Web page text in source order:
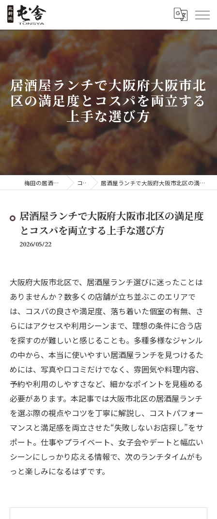
居酒屋ランチで大阪府大阪市北
区の満足度とコスパを両立する
上手な選び方
梅田の居酒屋なら屯舎 喜酔 コラム 居酒屋ランチで大阪府大阪市北区の満足度とコスパを両立する上手な選び方
居酒屋ランチで大阪府大阪市北区の満足度
とコスパを両立する上手な選び方
2026/05/22
大阪府大阪市北区で、居酒屋ランチ選びに迷ったことは
ありませんか？数多くの店舗が立ち並ぶこのエリアで
は、コスパの良さや満足度、落ち着いた個室の有無、さ
らにはアクセスや利用シーンまで、理想の条件に合う店
を探すのが難しいと感じることも。多種多様なジャンル
の中から、本当に使いやすい居酒屋ランチを見つけるた
めには、写真や口コミだけでなく、雰囲気や料理内容、
予約や利用のしやすさなど、細かなポイントを見極める
必要があります。本記事では大阪市北区の居酒屋ランチ
を選ぶ際の視点やコツを丁寧に解説し、コストパフォー
マンスと満足感を両立させた“失敗しないお店探し”をサ
ポート。仕事やプライベート、女子会やデートと幅広い
シーンにしっかり応える情報で、次のランチタイムがも
っと楽しみになるはずです。